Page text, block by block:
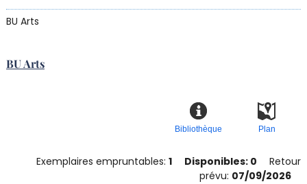
BU Arts
BU Arts
Plan
Bibliothèque
Exemplaires empruntables:1 Disponibles: 0
Retour
prévu: 07/09/2026